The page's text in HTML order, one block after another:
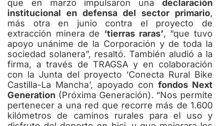
que en marzo impulsaron una declaración
institucional en defensa del sector primario,
más otra en junio contra el proyecto de
extracción minera de ‘tierras raras’, “que tuvo
apoyo unánime de la Corporación y de toda la
sociedad solanera”, resaltó. También aludió a la
firma, a través de TRAGSA y en colaboración
con la Junta del proyecto ‘Conecta Rural Bike
Castilla-La Mancha’, apoyado con fondos Next
Generation (Próxima Generación). “Nos permite
pertenecer a una red que recorre más de 1.600
kilómetros de caminos rurales para el uso y